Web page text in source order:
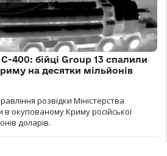
400: бійці Group 13 спалили
на десятки мільйонів
розвідки Міністерства
окупованому Криму російської
доларів.